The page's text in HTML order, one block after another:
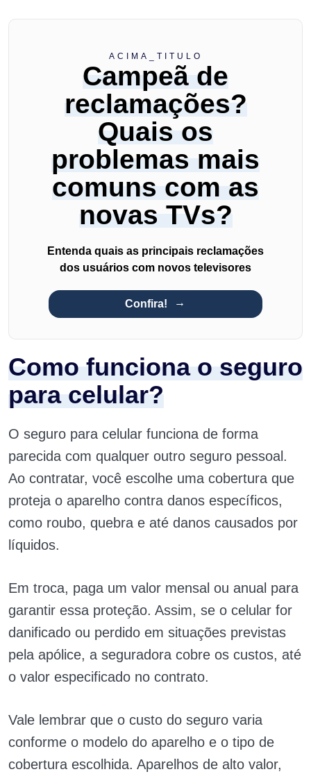
ACIMA_TITULO
Campeã de
reclamações?
Quais os
problemas mais
comuns com as
novas TVs?
Entenda quais as principais reclamações
dos usuários com novos televisores
Confira!
Como funciona o seguro
para celular?
O seguro para celular funciona de forma
parecida com qualquer outro seguro pessoal.
Ao contratar, você escolhe uma cobertura que
proteja o aparelho contra danos específicos,
como roubo, quebra e até danos causados por
líquidos.
Em troca, paga um valor mensal ou anual para
garantir essa proteção. Assim, se o celular for
danificado ou perdido em situações previstas
pela apólice, a seguradora cobre os custos, até
o valor especificado no contrato.
Vale lembrar que o custo do seguro varia
conforme o modelo do aparelho e o tipo de
cobertura escolhida. Aparelhos de alto valor,